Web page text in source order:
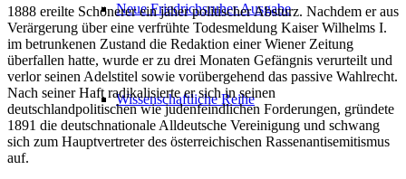
Neue Friedrichsruher Ausgabe
Wissenschaftliche Reihe
1888 ereilte Schönerer ein jäher politischer Absturz. Nachdem er aus
Verärgerung über eine verfrühte Todesmeldung Kaiser Wilhelms I.
im betrunkenen Zustand die Redaktion einer Wiener Zeitung
überfallen hatte, wurde er zu drei Monaten Gefängnis verurteilt und
verlor seinen Adelstitel sowie vorübergehend das passive Wahlrecht.
Nach seiner Haft radikalisierte er sich in seinen
deutschlandpolitischen wie judenfeindlichen Forderungen, gründete
1891 die deutschnationale Alldeutsche Vereinigung und schwang
sich zum Hauptvertreter des österreichischen Rassenantisemitismus
auf.